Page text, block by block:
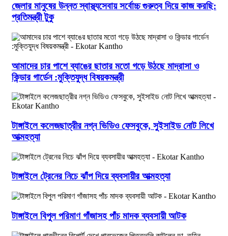
জেলার মানুষের উন্নত স্বাস্থ্যসেবায় সর্বোচ্চ গুরুত্ব দিয়ে কাজ করছি:
প্রতিমন্ত্রী টুকু
আমাদের চার পাশে ব্যাঙের ছাতার মতো গড়ে উঠছে মাদ্রাসা ও
কিন্ডার গার্ডেন :মুক্তিযুদ্ধ বিষয়কমন্ত্রী
টাঙ্গাইলে কলেজছাত্রীর নগ্ন ভিডিও ফেসবুকে, সুইসাইড নোট লিখে
আত্মহত্যা
টাঙ্গাইলে ট্রেনের নিচে ঝাঁপ দিয়ে ব্যবসায়ীর আত্মহত্যা
টাঙ্গাইলে বিপুল পরিমাণ গাঁজাসহ পাঁচ মাদক ব্যবসায়ী আটক